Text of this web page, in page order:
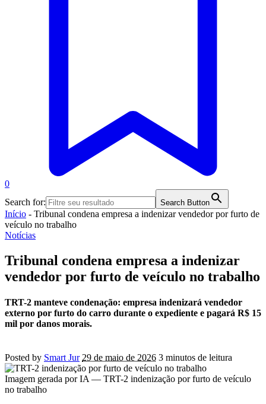
0
Search for:
Search Button
Início - Tribunal condena empresa a indenizar vendedor por furto de
veículo no trabalho
Notícias
Tribunal condena empresa a indenizar
vendedor por furto de veículo no trabalho
TRT-2 manteve condenação: empresa indenizará vendedor
externo por furto do carro durante o expediente e pagará R$ 15
mil por danos morais.
Posted by Smart Jur 29 de maio de 2026 3 minutos de leitura
Imagem gerada por IA — TRT-2 indenização por furto de veículo
no trabalho